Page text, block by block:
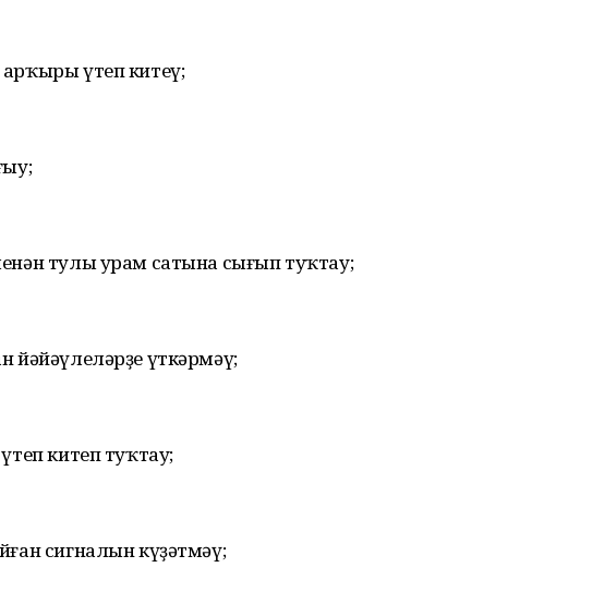
үтеп китеү;
тулы урам сатына сығып туҡтау;
йәйәүлеләрҙе үткәрмәү;
китеп туҡтау;
сигналын күҙәтмәү;